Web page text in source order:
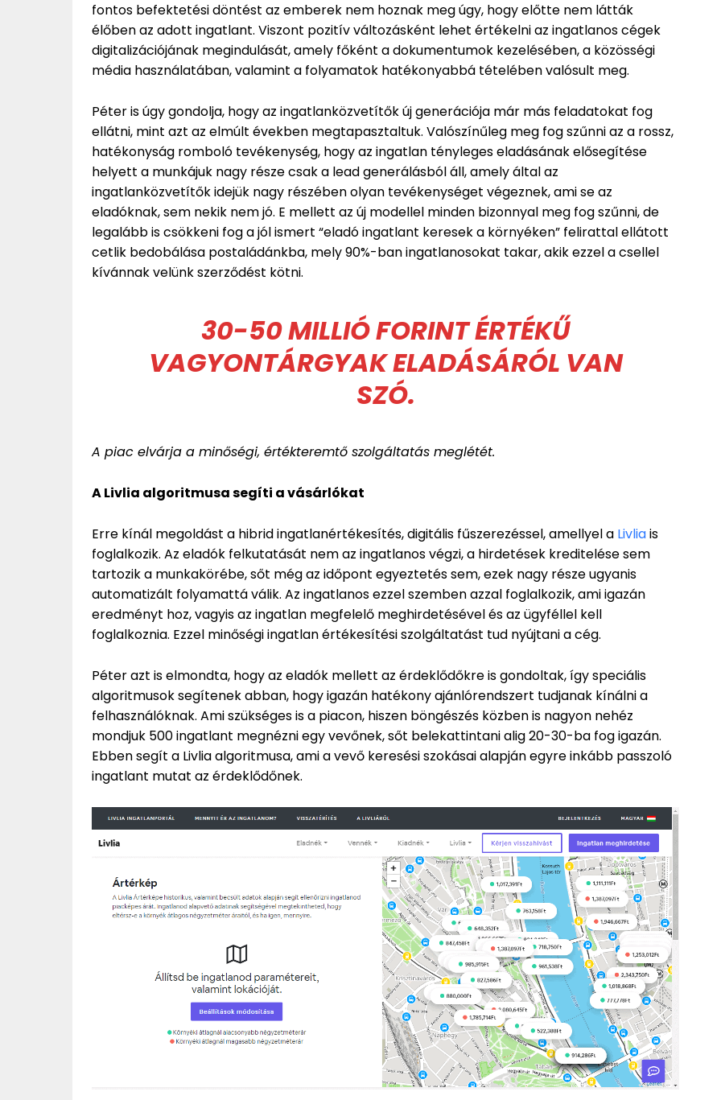
fontos befektetési döntést az emberek nem hoznak meg úgy, hogy előtte nem látták
élőben az adott ingatlant. Viszont pozitív változásként lehet értékelni az ingatlanos cégek
digitalizációjának megindulását, amely főként a dokumentumok kezelésében, a közösségi
média használatában, valamint a folyamatok hatékonyabbá tételében valósult meg.
Péter is úgy gondolja, hogy az ingatlanközvetítők új generációja már más feladatokat fog
ellátni, mint azt az elmúlt években megtapasztaltuk. Valószínűleg meg fog szűnni az a rossz,
hatékonyság romboló tevékenység, hogy az ingatlan tényleges eladásának elősegítése
helyett a munkájuk nagy része csak a lead generálásból áll, amely által az
ingatlanközvetítők idejük nagy részében olyan tevékenységet végeznek, ami se az
eladóknak, sem nekik nem jó. E mellett az új modellel minden bizonnyal meg fog szűnni, de
legalább is csökkeni fog a jól ismert “eladó ingatlant keresek a környéken” felirattal ellátott
cetlik bedobálása postaládánkba, mely 90%-ban ingatlanosokat takar, akik ezzel a csellel
kívánnak velünk szerződést kötni.
30-50 MILLIÓ FORINT ÉRTÉKŰ
VAGYONTÁRGYAK ELADÁSÁRÓL VAN
SZÓ.
A piac elvárja a minőségi, értékteremtő szolgáltatás meglétét.
A Livlia algoritmusa segíti a vásárlókat
Erre kínál megoldást a hibrid ingatlanértékesítés, digitális fűszerezéssel, amellyel a Livliais
foglalkozik. Az eladók felkutatását nem az ingatlanos végzi, a hirdetések kreditelése sem
tartozik a munkakörébe, sőt még az időpont egyeztetés sem, ezek nagy része ugyanis
automatizált folyamattá válik. Az ingatlanos ezzel szemben azzal foglalkozik, ami igazán
eredményt hoz, vagyis az ingatlan megfelelő meghirdetésével és az ügyféllel kell
foglalkoznia. Ezzel minőségi ingatlan értékesítési szolgáltatást tud nyújtani a cég.
Péter azt is elmondta, hogy az eladók mellett az érdeklődőkre is gondoltak, így speciális
algoritmusok segítenek abban, hogy igazán hatékony ajánlórendszert tudjanak kínálni a
felhasználóknak. Ami szükséges is a piacon, hiszen böngészés közben is nagyon nehéz
mondjuk 500 ingatlant megnézni egy vevőnek, sőt belekattintani alig 20-30-ba fog igazán.
Ebben segít a Livlia algoritmusa, ami a vevő keresési szokásai alapján egyre inkább passzoló
ingatlant mutat az érdeklődőnek.